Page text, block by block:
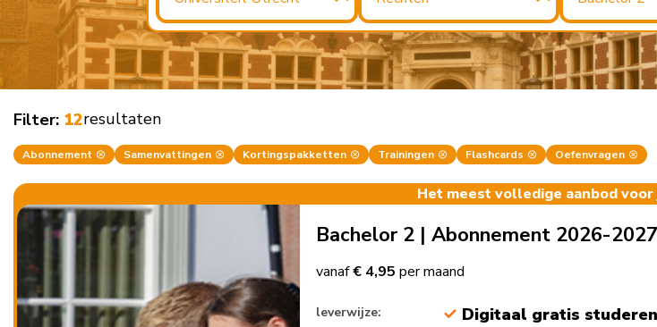
Filter: 12resultaten
Abonnement Samenvattingen Kortingspakketten Trainingen Flashcards Oefenvragen
Het meest volledige aanbod
Bachelor 2 | Abonnement 2026-2027
vanaf€ 4,95 per maand
leverwijze: Digitaal gratis